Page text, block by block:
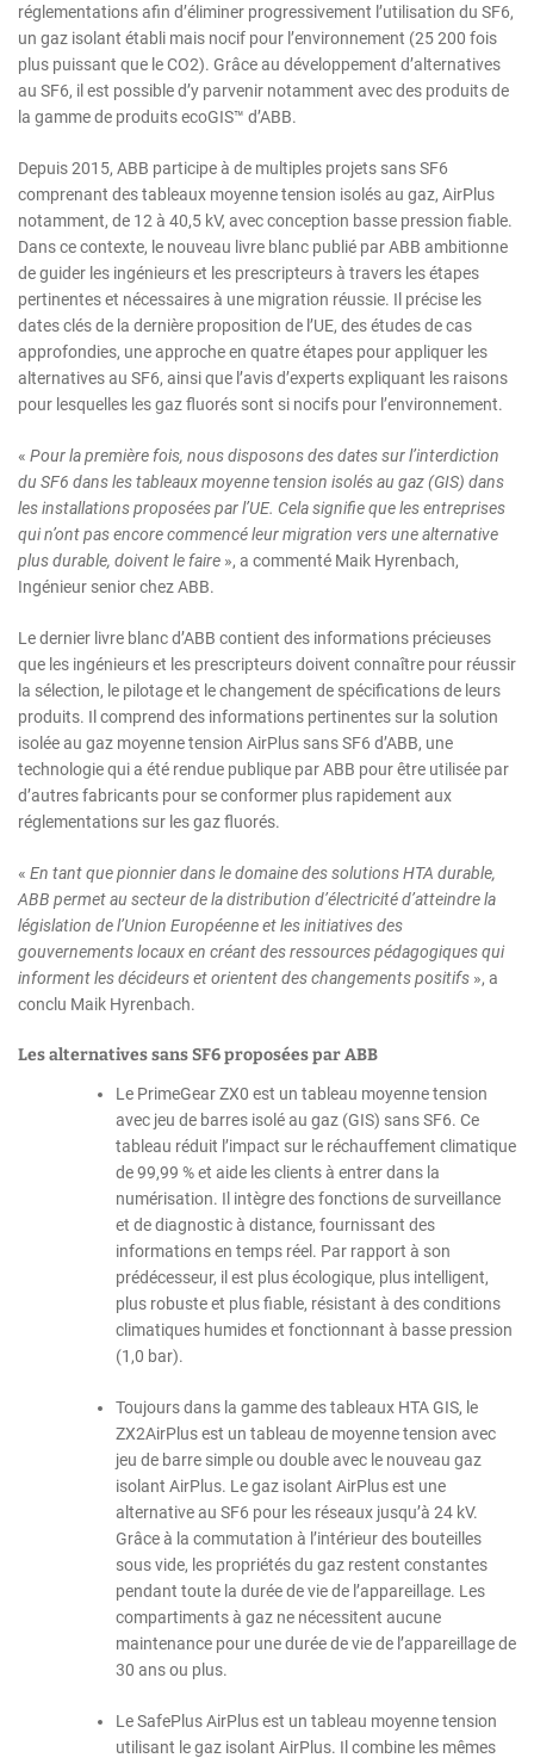
réglementations afin d’éliminer progressivement l’utilisation du SF6,
un gaz isolant établi mais nocif pour l’environnement (25 200 fois
plus puissant que le CO2). Grâce au développement d’alternatives
au SF6, il est possible d’y parvenir notamment avec des produits de
la gamme de produits ecoGIS™ d’ABB.
Depuis 2015, ABB participe à de multiples projets sans SF6
comprenant des tableaux moyenne tension isolés au gaz, AirPlus
notamment, de 12 à 40,5 kV, avec conception basse pression fiable.
Dans ce contexte, le nouveau livre blanc publié par ABB ambitionne
de guider les ingénieurs et les prescripteurs à travers les étapes
pertinentes et nécessaires à une migration réussie. Il précise les
dates clés de la dernière proposition de l’UE, des études de cas
approfondies, une approche en quatre étapes pour appliquer les
alternatives au SF6, ainsi que l’avis d’experts expliquant les raisons
pour lesquelles les gaz fluorés sont si nocifs pour l’environnement.
« Pour la première fois, nous disposons des dates sur l’interdiction
du SF6 dans les tableaux moyenne tension isolés au gaz (GIS) dans
les installations proposées par l’UE. Cela signifie que les entreprises
qui n’ont pas encore commencé leur migration vers une alternative
plus durable, doivent le faire », a commenté Maik Hyrenbach,
Ingénieur senior chez ABB.
Le dernier livre blanc d’ABB contient des informations précieuses
que les ingénieurs et les prescripteurs doivent connaître pour réussir
la sélection, le pilotage et le changement de spécifications de leurs
produits. Il comprend des informations pertinentes sur la solution
isolée au gaz moyenne tension AirPlus sans SF6 d’ABB, une
technologie qui a été rendue publique par ABB pour être utilisée par
d’autres fabricants pour se conformer plus rapidement aux
réglementations sur les gaz fluorés.
« En tant que pionnier dans le domaine des solutions HTA durable,
ABB permet au secteur de la distribution d’électricité d’atteindre la
législation de l’Union Européenne et les initiatives des
gouvernements locaux en créant des ressources pédagogiques qui
informent les décideurs et orientent des changements positifs », a
conclu Maik Hyrenbach.
Les alternatives sans SF6 proposées par ABB
Le PrimeGear ZX0 est un tableau moyenne tension
avec jeu de barres isolé au gaz (GIS) sans SF6. Ce
tableau réduit l’impact sur le réchauffement climatique
de 99,99 % et aide les clients à entrer dans la
numérisation. Il intègre des fonctions de surveillance
et de diagnostic à distance, fournissant des
informations en temps réel. Par rapport à son
prédécesseur, il est plus écologique, plus intelligent,
plus robuste et plus fiable, résistant à des conditions
climatiques humides et fonctionnant à basse pression
(1,0 bar).
Toujours dans la gamme des tableaux HTA GIS, le
ZX2AirPlus est un tableau de moyenne tension avec
jeu de barre simple ou double avec le nouveau gaz
isolant AirPlus. Le gaz isolant AirPlus est une
alternative au SF6 pour les réseaux jusqu’à 24 kV.
Grâce à la commutation à l’intérieur des bouteilles
sous vide, les propriétés du gaz restent constantes
pendant toute la durée de vie de l’appareillage. Les
compartiments à gaz ne nécessitent aucune
maintenance pour une durée de vie de l’appareillage de
30 ans ou plus.
Le SafePlus AirPlus est un tableau moyenne tension
utilisant le gaz isolant AirPlus. Il combine les mêmes